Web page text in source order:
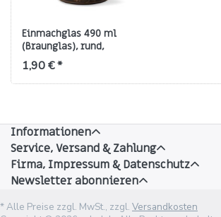
Einmachglas 490 ml
(Braunglas), rund,
Gewinde TO‑82
1,90 € *
Informationen
Service, Versand & Zahlung
Firma, Impressum & Datenschutz
Newsletter abonnieren
* Alle Preise zzgl. MwSt., zzgl. Versandkosten